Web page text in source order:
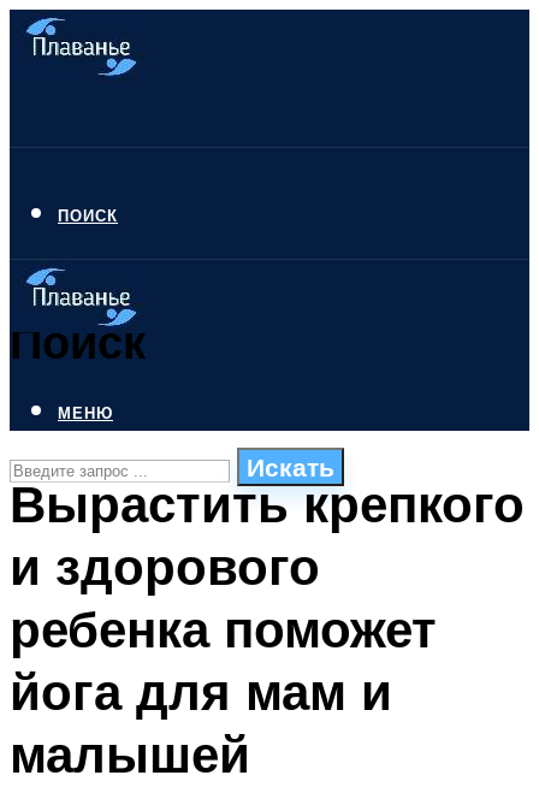
ПОИСК
Поиск
Искать
СТИЛИ ПЛАВАНЬЯ
ПЛАВАНЬЕ ДЛЯ ДЕТЕЙ
БАССЕЙН ДЛЯ ДОМА
МЕНЮ
МЕНЮ
Вырастить крепкого
и здорового
ребенка поможет
йога для мам и
малышей